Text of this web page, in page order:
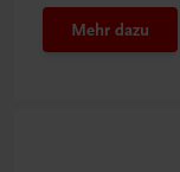
Mehr dazu